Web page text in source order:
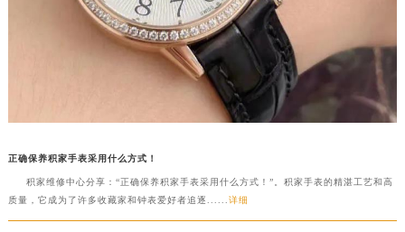
正确保养积家手表采用什么方式！
积家维修中心分享：“正确保养积家手表采用什么方式！”。积家手表的精湛工艺和高
质量，它成为了许多收藏家和钟表爱好者追逐...... 详细